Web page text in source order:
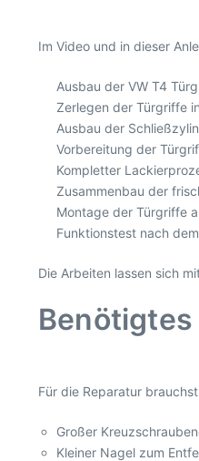
Im Video und in dieser
Ausbau der VW T4
Zerlegen der Türgriffe
Ausbau der
Vorbereitung der
Kompletter
Zusammenbau der
Montage der Türgriffe
Funktionstest nach
Die Arbeiten lassen sich
Für die Reparatur
Großer
Kleiner Nagel zum